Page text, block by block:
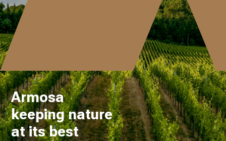
Armosa
keeping nature
at its best